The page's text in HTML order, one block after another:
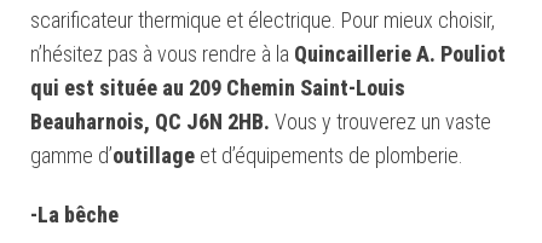
scarificateur thermique et électrique. Pour mieux choisir,
n’hésitez pas à vous rendre à la QuincaillerieA. Pouliot
qui est située au 209 Chemin Saint-Louis
Beauharnois, QC J6N 2HB. Vous y trouverez un vaste
gamme d’outillage et d’équipements de plomberie.
-La bêche